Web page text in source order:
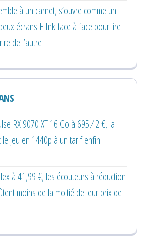
à un carnet, s’ouvre comme un
écrans E Ink face à face pour lire
de l’autre
RX 9070 XT 16 Go à 695,42 €, la
le jeu en 1440p à un tarif enfin
à 41,99 €, les écouteurs à réduction
moins de la moitié de leur prix de